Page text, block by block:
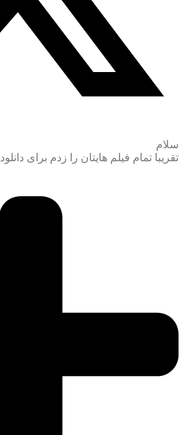
سلام
تقریبا تمام فیلم هایتان را زدم برای دانلود